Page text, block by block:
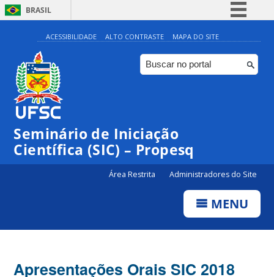
BRASIL
Simplifique!
Comunica BR
Participe
ACESSIBILIDADE ALTO CONTRASTE MAPA DO SITE
Seminário de Iniciação
Científica (SIC) – Propesq
Área Restrita Administradores do Site
MENU
Apresentações Orais SIC 2018